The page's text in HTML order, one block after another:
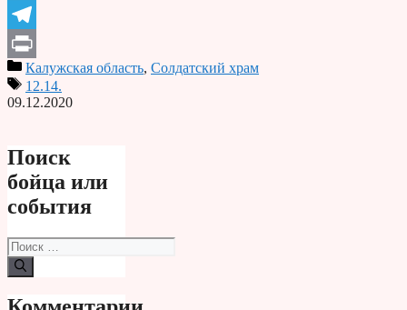
Odnoklassniki
Telegram
PrintКалужская область, Солдатский храм
12.14.
09.12.2020
Поиск
бойца или
события
Поиск: